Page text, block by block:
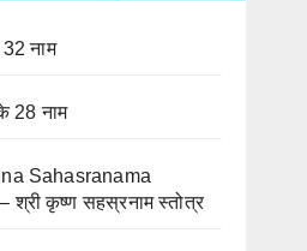
32 नाम
के 28 नाम
Sahasranama
श्री कृष्ण सहस्रनाम स्तोत्र